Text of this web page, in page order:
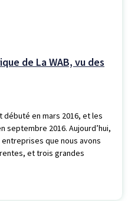
de La WAB, vu des
en mars 2016, et les
septembre 2016. Aujourd’hui,
que nous avons
et trois grandes